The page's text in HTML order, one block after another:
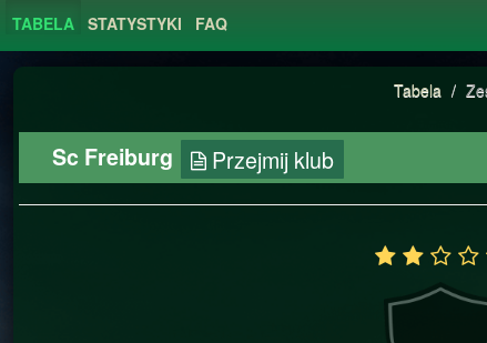
TABELA STATYSTYKI FAQ
Tabela /
Sc Freiburg Przejmij klub